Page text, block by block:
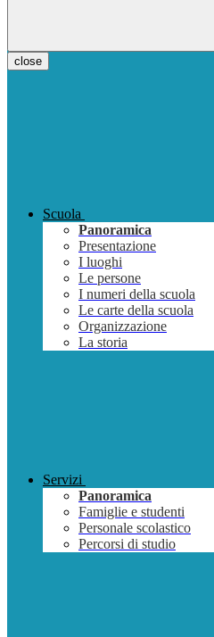
close
Scuola
Panoramica
Presentazione
I luoghi
Le persone
I numeri della scuola
Le carte della scuola
Organizzazione
La storia
Servizi
Panoramica
Famiglie e studenti
Personale scolastico
Percorsi di studio